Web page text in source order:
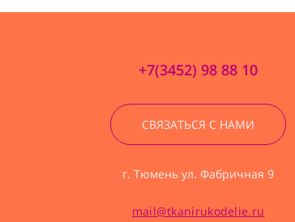
+7(3452) 98 88 10
СВЯЗАТЬСЯ С НАМИ
г. Тюмень ул. Фабричная 9
mail@tkanirukodelie.ru